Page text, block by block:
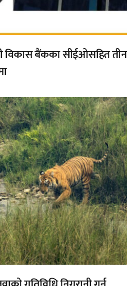
विकास बैंकका सीईओसहित तीन